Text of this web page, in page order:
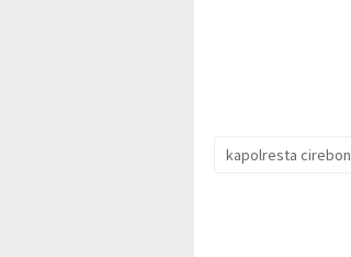
kapolresta cirebon